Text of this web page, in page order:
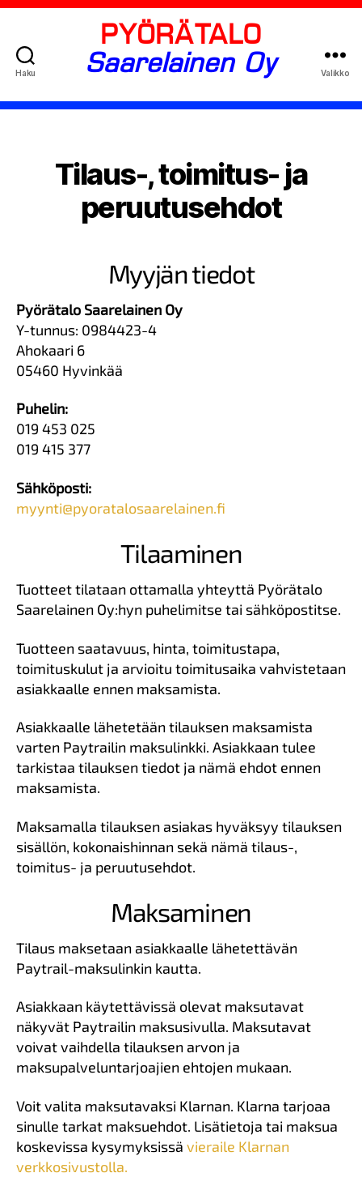
Haku
PYÖRÄTALO
Saarelainen Oy
Valikko
Tilaus-, toimitus- ja
peruutusehdot
Myyjän tiedot
Pyörätalo Saarelainen Oy
Y-tunnus: 0984423-4
Ahokaari 6
05460 Hyvinkää
Puhelin:
019 453 025
019 415 377
Sähköposti:
myynti@pyoratalosaarelainen.fi
Tilaaminen
Tuotteet tilataan ottamalla yhteyttä Pyörätalo
Saarelainen Oy:hyn puhelimitse tai sähköpostitse.
Tuotteen saatavuus, hinta, toimitustapa,
toimituskulut ja arvioitu toimitusaika vahvistetaan
asiakkaalle ennen maksamista.
Asiakkaalle lähetetään tilauksen maksamista
varten Paytrailin maksulinkki. Asiakkaan tulee
tarkistaa tilauksen tiedot ja nämä ehdot ennen
maksamista.
Maksamalla tilauksen asiakas hyväksyy tilauksen
sisällön, kokonaishinnan sekä nämä tilaus-,
toimitus- ja peruutusehdot.
Maksaminen
Tilaus maksetaan asiakkaalle lähetettävän
Paytrail-maksulinkin kautta.
Asiakkaan käytettävissä olevat maksutavat
näkyvät Paytrailin maksusivulla. Maksutavat
voivat vaihdella tilauksen arvon ja
maksupalveluntarjoajien ehtojen mukaan.
Voit valita maksutavaksi Klarnan. Klarna tarjoaa
sinulle tarkat maksuehdot. Lisätietoja tai maksua
koskevissa kysymyksissä vieraile Klarnan
verkkosivustolla.